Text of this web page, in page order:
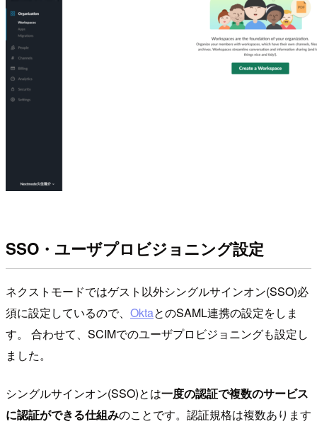
SSO・ユーザプロビジョニング設定
ネクストモードではゲスト以外シングルサインオン(SSO)必
須に設定しているので、 OktaとのSAML連携の設定をしま
す。 合わせて、SCIMでのユーザプロビジョニングも設定し
ました。
シングルサインオン(SSO)とは一度の認証で複数のサービス
に認証ができる仕組みのことです。認証規格は複数あります